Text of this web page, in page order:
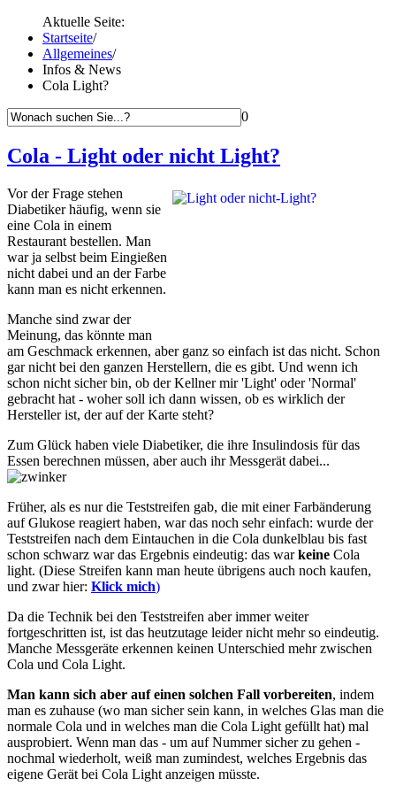
Aktuelle Seite:
Startseite/
Allgemeines/
Infos & News
Cola Light?
0
Cola - Light oder nicht Light?
Vor der Frage stehen
Diabetiker häufig, wenn sie
eine Cola in einem
Restaurant bestellen. Man
war ja selbst beim Eingießen
nicht dabei und an der Farbe
kann man es nicht erkennen.
Manche sind zwar der
Meinung, das könnte man
am Geschmack erkennen, aber ganz so einfach ist das nicht. Schon
gar nicht bei den ganzen Herstellern, die es gibt. Und wenn ich
schon nicht sicher bin, ob der Kellner mir 'Light' oder 'Normal'
gebracht hat - woher soll ich dann wissen, ob es wirklich der
Hersteller ist, der auf der Karte steht?
Zum Glück haben viele Diabetiker, die ihre Insulindosis für das
Essen berechnen müssen, aber auch ihr Messgerät dabei...
Früher, als es nur die Teststreifen gab, die mit einer Farbänderung
auf Glukose reagiert haben, war das noch sehr einfach: wurde der
Teststreifen nach dem Eintauchen in die Cola dunkelblau bis fast
schon schwarz war das Ergebnis eindeutig: das warkeine Cola
light. (Diese Streifen kann man heute übrigens auch noch kaufen,
und zwar hier: Klick mich)
Da die Technik bei den Teststreifen aber immer weiter
fortgeschritten ist, ist das heutzutage leider nicht mehr so eindeutig.
Manche Messgeräte erkennen keinen Unterschied mehr zwischen
Cola und Cola Light.
Man kann sich aber auf einen solchen Fall vorbereiten, indem
man es zuhause (wo man sicher sein kann, in welches Glas man die
normale Cola und in welches man die Cola Light gefüllt hat) mal
ausprobiert. Wenn man das - um auf Nummer sicher zu gehen -
nochmal wiederholt, weiß man zumindest, welches Ergebnis das
eigene Gerät bei Cola Light anzeigen müsste.